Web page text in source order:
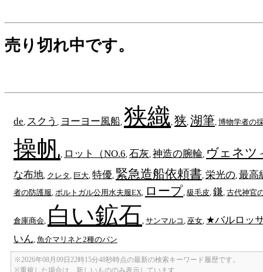
売り切れ中です。
de スクう ヨーヨー風船 狭織 狭 湖筆 博物学者の
操帆 ロット（NO.6 石灰 神造の腕輪 ヴェネツ
な布地 クレタ 巨大 特優 緊急造船依頼書 栄光の 最高
者の防護服 ポルトガル公用水夫服EX ロープ 級毛皮 鎌 古代神官
倉庫商会 白い鉱石 サンマルコ 巫女 ★バルロッ
いん 魚介マリネと2種のパン
※2026年08月09日22時15分48秒時点の最新の検索キーワード履歴です。
※重複した場合は、新しいもののみ表示しています。